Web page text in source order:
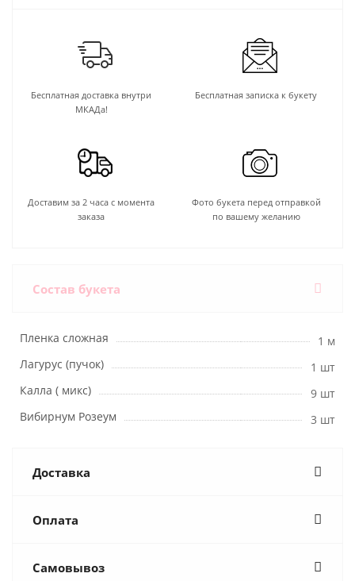
Бесплатная доставка внутри
МКАДа!
Бесплатная записка к букету
Доставим за 2 часа с момента
заказа
Фото букета перед отправкой
по вашему желанию
Состав букета
Пленка сложная
1 м
Лагурус (пучок)
1 шт
Калла ( микс)
9 шт
Вибирнум Розеум
3 шт
Доставка
Оплата
Самовывоз